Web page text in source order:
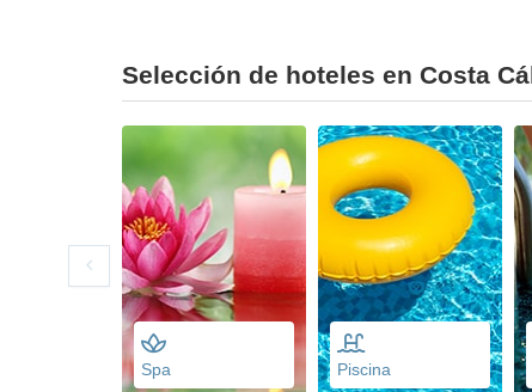
Selección de hoteles en Costa
Spa Piscina